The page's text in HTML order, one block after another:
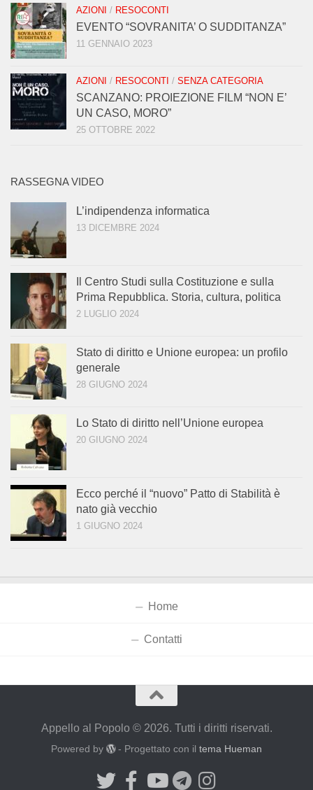
AZIONI / RESOCONTI
EVENTO “SOVRANITA’ O SUDDITANZA”
11 GENNAIO 2023
AZIONI / RESOCONTI / SENZA CATEGORIA
SCANZANO: PROIEZIONE FILM “NON E’
UN CASO, MORO”
25 OTTOBRE 2022
RASSEGNA VIDEO
L’indipendenza informatica
13 DICEMBRE 2024
Il Centro Studi sulla Costituzione e sulla
Prima Repubblica. Storia, cultura, politica
2 LUGLIO 2024
Stato di diritto e Unione europea: un profilo
generale
28 GIUGNO 2024
Lo Stato di diritto nell’Unione europea
20 GIUGNO 2024
Ecco perché il “nuovo” Patto di Stabilità è
nato già vecchio
1 GIUGNO 2024
Home
Contatti
Appello al Popolo © 2026. Tutti i diritti riservati.
Powered by - Progettato con iltema Hueman